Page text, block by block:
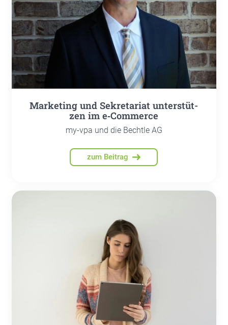
Mar­ke­ting und Sekre­ta­ri­at unter­stüt­
zen im e‑Commerce
my-vpa und die Bechtle AG
zum Beitrag